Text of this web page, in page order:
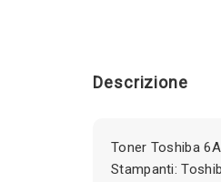
Descrizione
Toner Toshiba
Stampanti: